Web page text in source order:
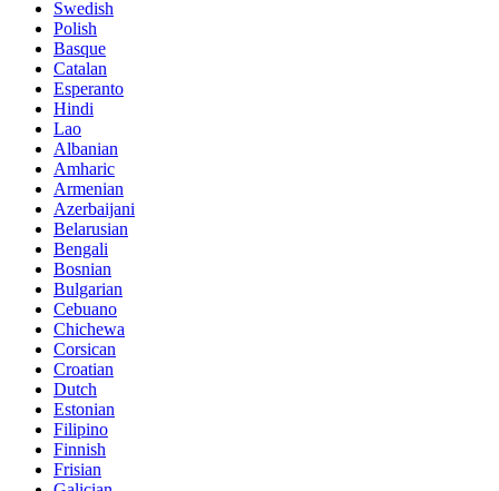
Swedish
Polish
Basque
Catalan
Esperanto
Hindi
Lao
Albanian
Amharic
Armenian
Azerbaijani
Belarusian
Bengali
Bosnian
Bulgarian
Cebuano
Chichewa
Corsican
Croatian
Dutch
Estonian
Filipino
Finnish
Frisian